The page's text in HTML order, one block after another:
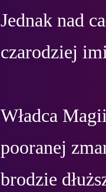
Jednak nad
czarodziej
Władca
pooranej
brodzie